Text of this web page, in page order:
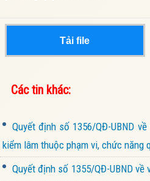
Tải file
Các tin khác:
Quyết định số 1356/QĐ-UBND
kiểm lâm thuộc phạm vi, chức năng
Quyết định số 1355/QĐ-UBND